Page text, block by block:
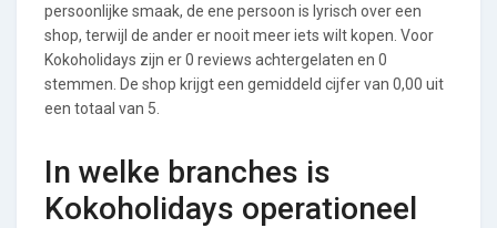
persoonlijke smaak, de ene persoon is lyrisch over een
shop, terwijl de ander er nooit meer iets wilt kopen. Voor
Kokoholidays zijn er 0 reviews achtergelaten en 0
stemmen. De shop krijgt een gemiddeld cijfer van 0,00 uit
een totaal van 5.
In welke branches is
Kokoholidays operationeel